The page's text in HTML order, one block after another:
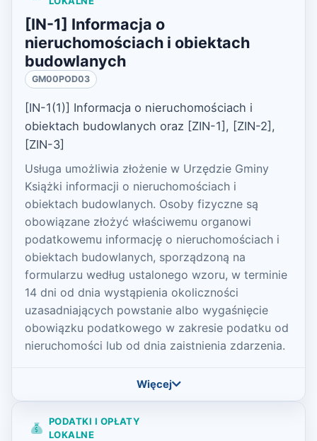
[IN-1] Informacja o
nieruchomościach i obiektach
budowlanych
GM00POD03
[IN-1(1)] Informacja o nieruchomościach i
obiektach budowlanych oraz [ZIN-1], [ZIN-2],
[ZIN-3]
Usługa umożliwia złożenie w Urzędzie Gminy
Książki informacji o nieruchomościach i
obiektach budowlanych. Osoby fizyczne są
obowiązane złożyć właściwemu organowi
podatkowemu informację o nieruchomościach i
obiektach budowlanych, sporządzoną na
formularzu według ustalonego wzoru, w terminie
14 dni od dnia wystąpienia okoliczności
uzasadniających powstanie albo wygaśnięcie
obowiązku podatkowego w zakresie podatku od
nieruchomości lub od dnia zaistnienia zdarzenia.
Więcej
PODATKI I OPŁATY
LOKALNE